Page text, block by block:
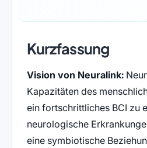
Kurzfassung
Vision von Neuralink:
Kapazitäten des
ein fortschrittliches BCI zu
neurologische
eine symbiotische